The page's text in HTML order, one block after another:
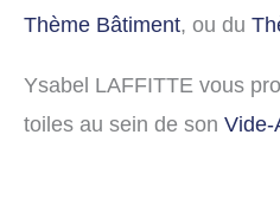
Thème Bâtiment, ou du
Ysabel LAFFITTE vous
toiles au sein de son Vide-